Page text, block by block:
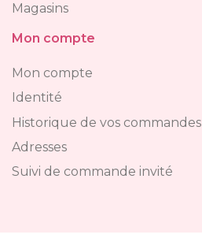
Magasins
Mon compte
Mon compte
Identité
Historique de vos commandes
Adresses
Suivi de commande invité